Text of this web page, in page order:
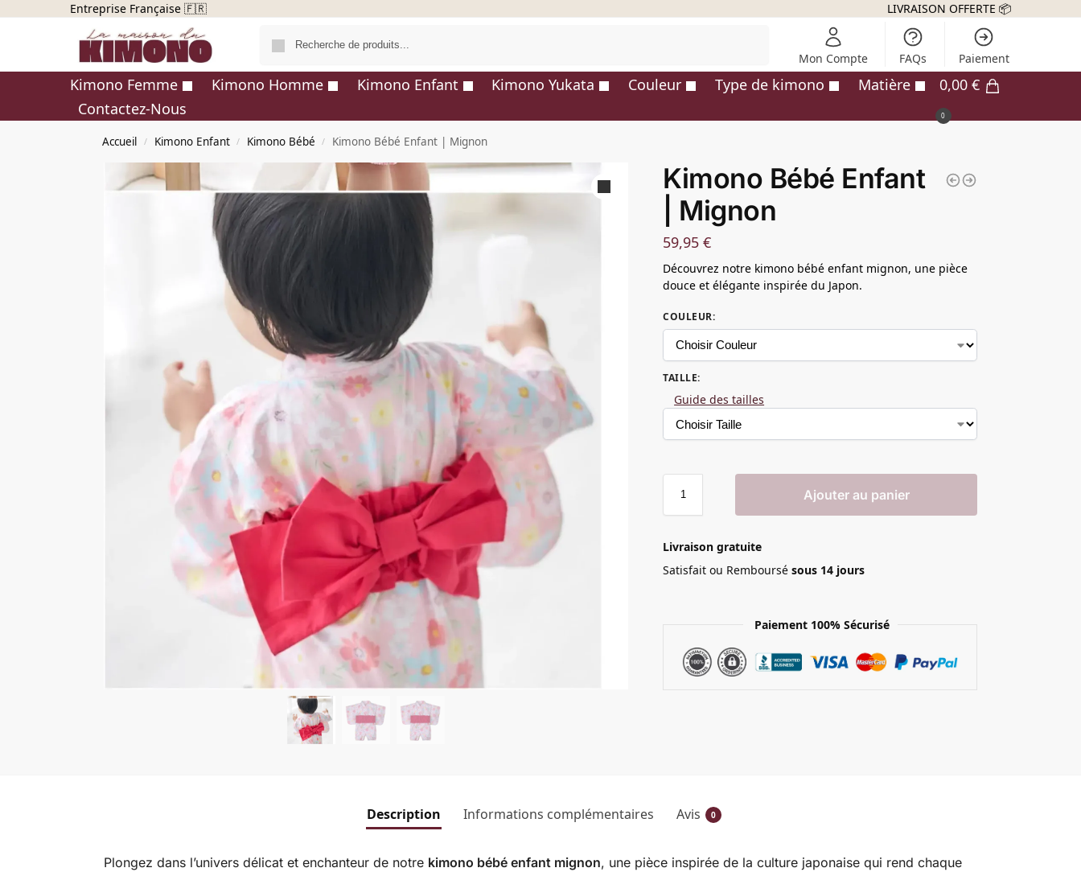
Entreprise Française 🇫🇷 LIVRAISON OFFERTE 📦
Mon Compte FAQs Paiement
Kimono Femme Kimono Homme Kimono Enfant Kimono Yukata Couleur Type de kimono
Matière
Contactez-Nous
0,00 €
0
Accueil / Kimono Enfant / Kimono Bébé / Kimono Bébé Enfant | Mignon
Kimono Bébé Enfant
| Mignon
59,95€
Découvrez notre kimono bébé enfant mignon, une pièce
douce et élégante inspirée du Japon.
COULEUR:
TAILLE:
Guide des tailles
Ajouter au panier
Livraison gratuite
Satisfait ou Remboursésous 14 jours
Paiement 100% Sécurisé
Description Informations complémentaires Avis 0
Plongez dans l’univers délicat et enchanteur de notre kimono bébé enfant mignon, une pièce inspirée de la culture japonaise qui rend chaque